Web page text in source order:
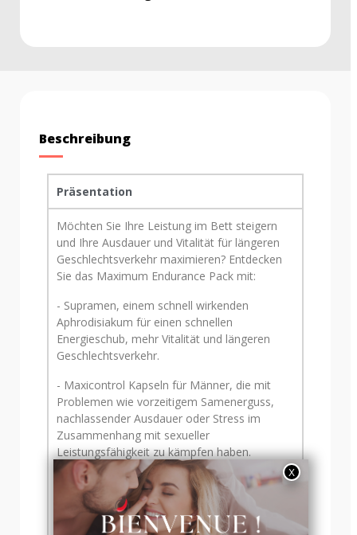
Beschreibung
Präsentation
Möchten Sie Ihre Leistung im Bett steigern
und Ihre Ausdauer und Vitalität für längeren
Geschlechtsverkehr maximieren? Entdecken
Sie das Maximum Endurance Pack mit:
- Supramen, einem schnell wirkenden
Aphrodisiakum für einen schnellen
Energieschub, mehr Vitalität und längeren
Geschlechtsverkehr.
- Maxicontrol Kapseln für Männer, die mit
Problemen wie vorzeitigem Samenerguss,
nachlassender Ausdauer oder Stress im
Zusammenhang mit sexueller
Leistungsfähigkeit zu kämpfen haben.
- Maxicontrol Gel, entwickelt zur
Verbesserung von Dauer und Qualität des
Geschlechtsverkehrs. Dieses Gel ist für
Männer gedacht, die intime Momente